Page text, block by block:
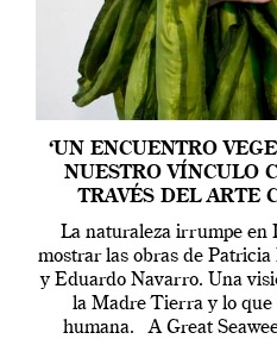
‘UN ENCUENTRO
NUESTRO VÍNCULO
TRAVÉS DEL ARTE
La naturaleza irrumpe en
mostrar las obras de
y Eduardo Navarro. Una
la Madre Tierra y lo que
humana. A Great